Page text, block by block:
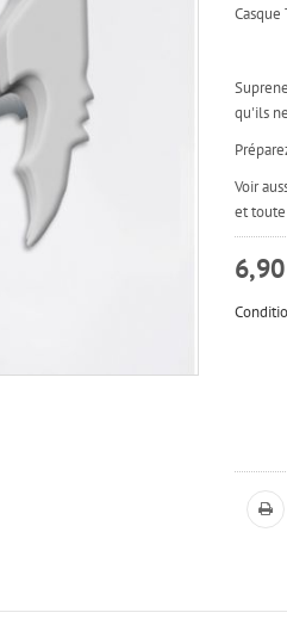
qu'ils
Voir
et